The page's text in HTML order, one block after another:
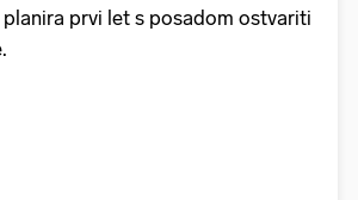
prvi let s posadom ostvariti